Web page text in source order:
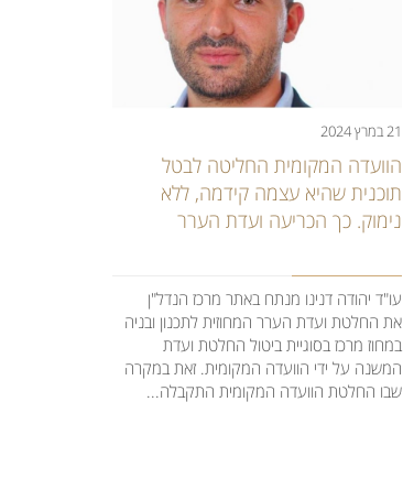
21 במרץ 2024
הוועדה המקומית החליטה לבטל
תוכנית שהיא עצמה קידמה, ללא
נימוק. כך הכריעה ועדת הערר
עו"ד יהודה דנינו מנתח באתר מרכז הנדל"ן
את החלטת ועדת הערר המחוזית לתכנון ובניה
במחוז מרכז בסוגיית ביטול החלטת ועדת
המשנה על ידי הוועדה המקומית. זאת במקרה
שבו החלטת הוועדה המקומית התקבלה...